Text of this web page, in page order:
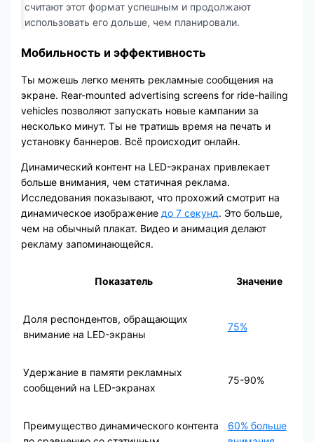
считают этот формат успешным и продолжают
использовать его дольше, чем планировали.
Мобильность и эффективность
Ты можешь легко менять рекламные сообщения на
экране. Rear-mounted advertising screens for ride-hailing
vehicles позволяют запускать новые кампании за
несколько минут. Ты не тратишь время на печать и
установку баннеров. Всё происходит онлайн.
Динамический контент на LED-экранах привлекает
больше внимания, чем статичная реклама.
Исследования показывают, что прохожий смотрит на
динамическое изображение до 7 секунд. Это больше,
чем на обычный плакат. Видео и анимация делают
рекламу запоминающейся.
Показатель Значение
Доля респондентов, обращающих
внимание на LED-экраны
75%
Удержание в памяти рекламных
сообщений на LED-экранах
75-90%
Преимущество динамического контента
60% больше